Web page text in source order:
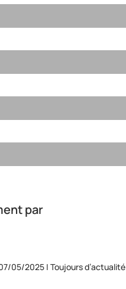
par
05/2025 | Toujours d’actualité